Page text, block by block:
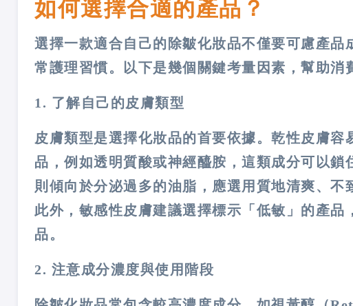
如何選擇合適的產品？
選擇一款適合自己的除皺化妝品不僅要可慮產
常護理習慣。以下是幾個關鍵考量因素，幫助消
1. 了解自己的皮膚類型
皮膚類型是選擇化妝品的首要依據。乾性皮膚
品，例如透明質酸或神經醯胺，這類成分可以
則傾向於分泌過多的油脂，應選用質地清爽、不
此外，敏感性皮膚建議選擇標示「低敏」的產
品。
2. 注意成分濃度與使用階段